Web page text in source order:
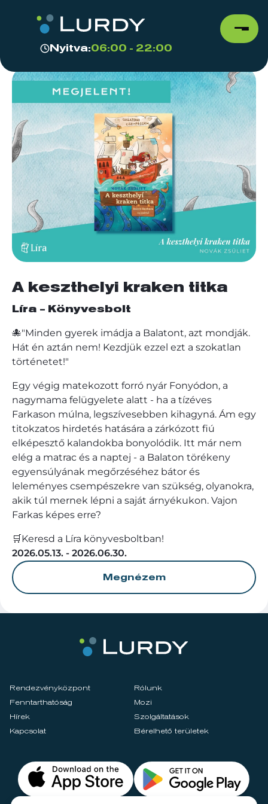
Nyitva:06:00 - 22:00
A keszthelyi kraken titka
Líra - Könyvesbolt
🐙"Minden gyerek imádja a Balatont, azt mondják.
Hát én aztán nem! Kezdjük ezzel ezt a szokatlan
történetet!"
Egy végig matekozott forró nyár Fonyódon, a
nagymama felügyelete alatt - ha a tízéves
Farkason múlna, legszívesebben kihagyná. Ám egy
titokzatos hirdetés hatására a zárkózott fiú
elképesztő kalandokba bonyolódik. Itt már nem
elég a matrac és a naptej - a Balaton törékeny
egyensúlyának megőrzéséhez bátor és
leleményes csempészekre van szükség, olyanokra,
akik túl mernek lépni a saját árnyékukon. Vajon
Farkas képes erre?
🛒Keresd a Líra könyvesboltban!
2026.05.13. - 2026.06.30.
Megnézem
Rendezvényközpont
Rólunk
Fenntarthatóság
Mozi
Hírek
Szolgáltatások
Kapcsolat
Bérelhető területek